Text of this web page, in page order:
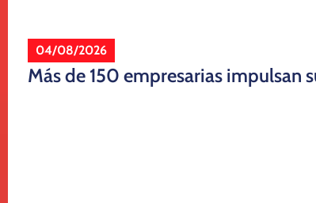
04/08/2026
Más de 150 empresarias impulsan